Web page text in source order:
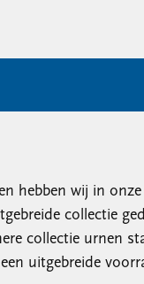
hebben wij in
collectie
collectie urnen
uitgebreide